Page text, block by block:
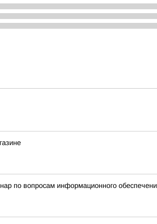
по вопросам информационного